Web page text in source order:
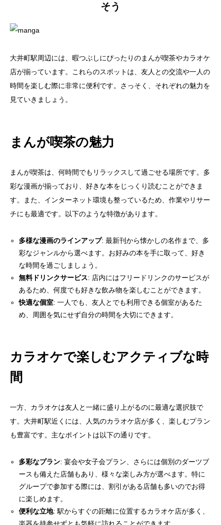
そう
大井町駅周辺には、暇つぶしにぴったりのまんが喫茶やカラオケ
店が揃っています。これらのスポットは、友人との交流や一人の
時間を楽しむ際に非常に便利です。さっそく、それぞれの魅力を
見ていきましょう。
まんが喫茶の魅力
まんが喫茶は、何時間でもリラックスして過ごせる場所です。多
彩な漫画が揃っており、好きな本をじっくり読むことができま
す。また、インターネット環境も整っているため、作業やリサー
チにも最適です。以下のような特徴があります。
多様な漫画のラインアップ: 最新刊から懐かしの名作まで、多
彩なジャンルから選べます。お好みの本を手に取って、好き
な時間を過ごしましょう。
無料ドリンクサービス: 店内にはフリードリンクのサービスが
あるため、何度でも好きな飲み物を楽しむことができます。
快適な個室: 一人でも、友人とでも利用できる個室があるた
め、周囲を気にせず自分の時間を大切にできます。
カラオケで楽しむアクティブな時
間
一方、カラオケは友人と一緒に盛り上がるのに最適な選択肢で
す。大井町駅近くには、人気のカラオケ店が多く、楽しむプラン
も豊富です。主なポイントは以下の通りです。
多彩なプラン: 宴会や女子会プラン、さらには個別のダーツブ
ースも備えた店舗もあり、様々な楽しみ方が選べます。特に
グループで参加する際には、割引がある店舗も多いのでお得
に楽しめます。
便利な立地: 駅からすぐの距離に位置するカラオケ店が多く、
楽器を持参せずとも気軽に訪れることができます。